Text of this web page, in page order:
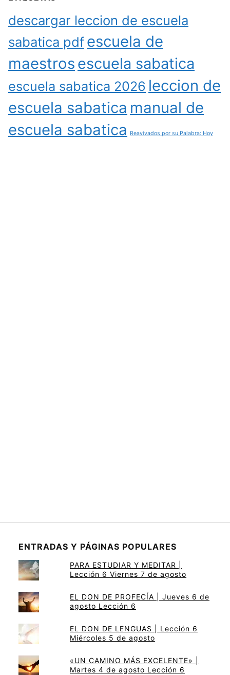
descargar leccion de escuela
sabatica pdfescuela de
maestros escuela sabatica
escuela sabatica 2026 leccion de
escuela sabatica manual de
escuela sabatica
Reavivados por su Palabra: Hoy
ENTRADAS Y PÁGINAS POPULARES
PARA ESTUDIAR Y MEDITAR |
Lección 6 Viernes 7 de agosto
EL DON DE PROFECÍA | Jueves 6 de
agosto Lección 6
EL DON DE LENGUAS | Lección 6
Miércoles 5 de agosto
«UN CAMINO MÁS EXCELENTE» |
Martes 4 de agosto Lección 6